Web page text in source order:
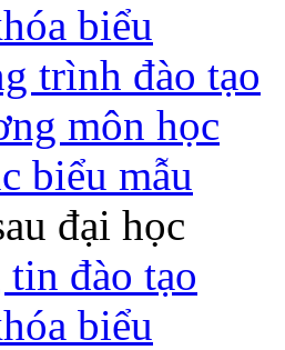
biểu
trình đào tạo
môn học
biểu mẫu
đại học
đào tạo
biểu